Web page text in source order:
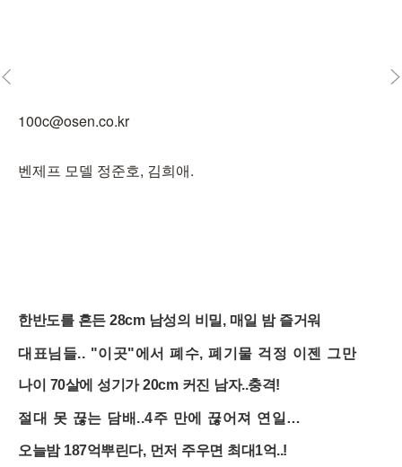
100c@osen.co.kr
벤제프 모델 정준호, 김희애.